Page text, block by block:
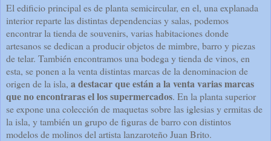
El edificio principal es de planta semicircular, en el, una explanada
interior reparte las distintas dependencias y salas, podemos
encontrar la tienda de souvenirs, varias habitaciones donde
artesanos se dedican a producir objetos de mimbre, barro y piezas
de telar. También encontramos una bodega y tienda de vinos, en
esta, se ponen a la venta distintas marcas de la denominacion de
origen de la isla, a destacar que están a la venta varias marcas
que no encontraras el los supermercados. En la planta superior
se expone una colección de maquetas sobre las iglesias y ermitas de
la isla, y también un grupo de figuras de barro con distintos
modelos de molinos del artista lanzaroteño Juan Brito.